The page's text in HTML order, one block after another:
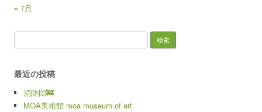
« 7月
最近の投稿
消防団🚒
MOA美術館 moa museum of art